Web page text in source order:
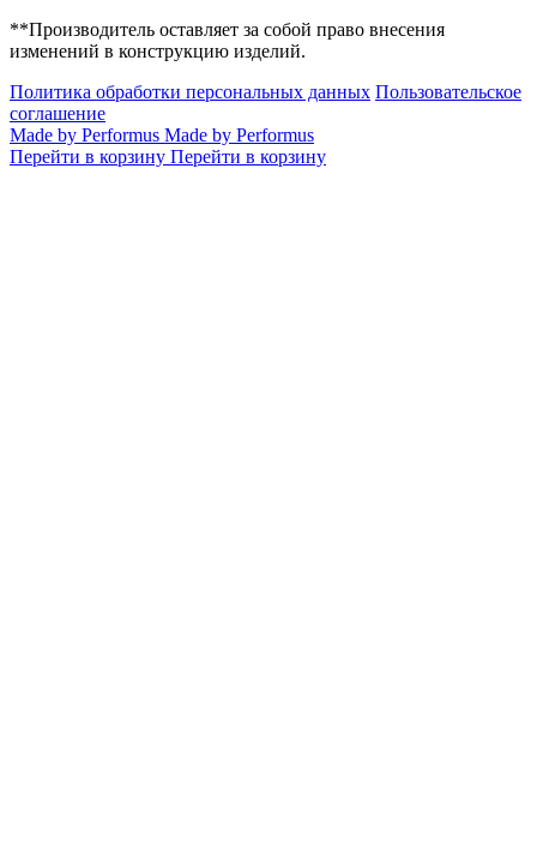
**Производитель оставляет за собой право внесения
изменений в конструкцию изделий.
Политика обработки персональных данных Пользовательское
соглашение
Made by Performus Made by Performus
Перейти в корзину Перейти в корзину